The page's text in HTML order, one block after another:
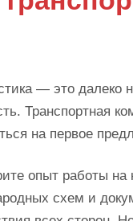
— это далеко
Транспортная
на первое
опыт работы
схем и